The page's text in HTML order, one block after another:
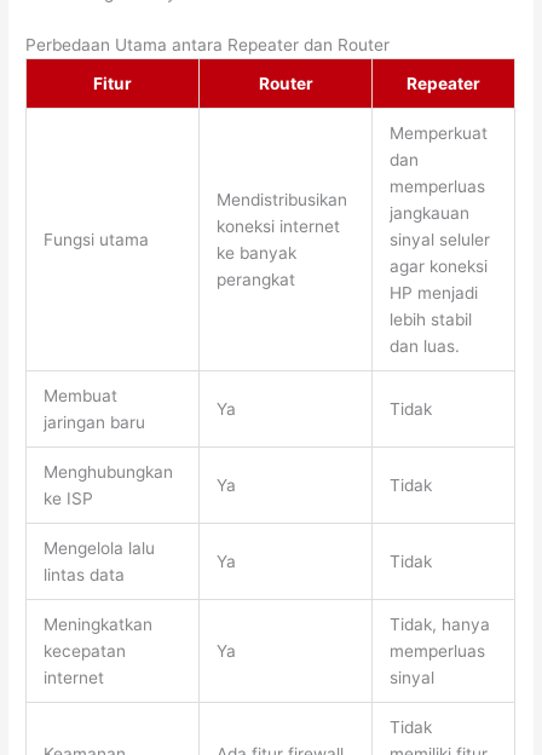
Perbedaan Utama antara Repeater dan Router
Fitur
Router Repeater
Fungsi utama
Mendistribusikan
koneksi internet
ke banyak
perangkat
Memperkuat
dan
memperluas
jangkauan
sinyal seluler
agar koneksi
HP menjadi
lebih stabil
dan luas.
Membuat
jaringan baru
Ya Tidak
Menghubungkan
ke ISP
Ya Tidak
Mengelola lalu
lintas data
Ya Tidak
Meningkatkan
kecepatan
internet
Ya
Tidak, hanya
memperluas
sinyal
Tidak